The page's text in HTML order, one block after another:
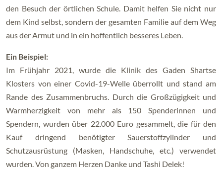
den Besuch der örtlichen Schule. Damit helfen Sie nicht nur
dem Kind selbst, sondern der gesamten Familie auf dem Weg
aus der Armut und in ein hoffentlich besseres Leben.
Ein Beispiel:
Im Frühjahr 2021, wurde die Klinik des Gaden Shartse
Klosters von einer Covid-19-Welle überrollt und stand am
Rande des Zusammenbruchs. Durch die Großzügigkeit und
Warmherzigkeit von mehr als 150 Spenderinnen und
Spendern, wurden über 22.000 Euro gesammelt, die für den
Kauf dringend benötigter Sauerstoffzylinder und
Schutzausrüstung (Masken, Handschuhe, etc.) verwendet
wurden. Von ganzem Herzen Danke und Tashi Delek!